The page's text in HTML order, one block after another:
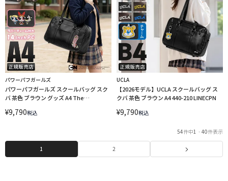
パワーパフガールズ
パワーパフガールズ スクールバッグ スク
バ 茶色 ブラウン グッズ A4 The
¥9,790税込
UCLA
【2026モデル】UCLA スクールバッグ ス
クバ 茶色 ブラウン A4 440-210 LINECPN
¥9,790税込
54件中1 - 40件表示
1 2